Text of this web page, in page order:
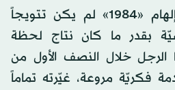
ووفق لاينسكي، فإن إلهام «1984» لم يكن تتويجاً
بقدر ما كان نتاج لحظة
الرجل خلال النصف الأول من
فكريّة مروعة، غيّرته تماماً